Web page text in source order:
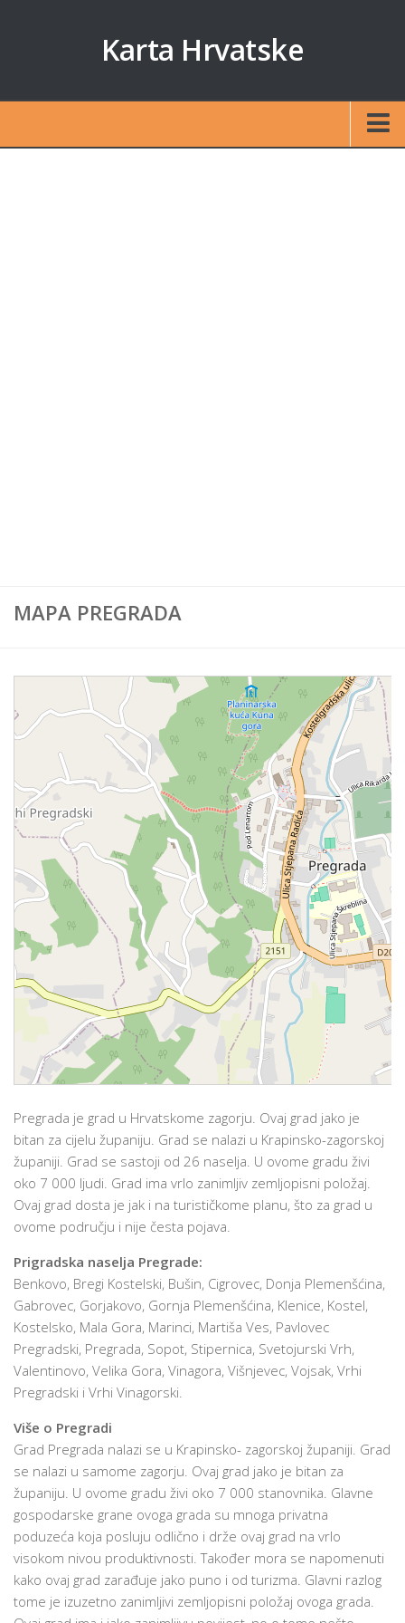
Karta Hrvatske
MAPA PREGRADA
Pregrada je grad u Hrvatskome zagorju. Ovaj grad jako je
bitan za cijelu županiju. Grad se nalazi u Krapinsko-zagorskoj
županiji. Grad se sastoji od 26 naselja. U ovome gradu živi
oko 7 000 ljudi. Grad ima vrlo zanimljiv zemljopisni položaj.
Ovaj grad dosta je jak i na turističkome planu, što za grad u
ovome području i nije česta pojava.
Prigradska naselja Pregrade:
Benkovo, Bregi Kostelski, Bušin, Cigrovec, Donja Plemenšćina,
Gabrovec, Gorjakovo, Gornja Plemenšćina, Klenice, Kostel,
Kostelsko, Mala Gora, Marinci, Martiša Ves, Pavlovec
Pregradski, Pregrada, Sopot, Stipernica, Svetojurski Vrh,
Valentinovo, Velika Gora, Vinagora, Višnjevec, Vojsak, Vrhi
Pregradski i Vrhi Vinagorski.
Više o Pregradi
Grad Pregrada nalazi se u Krapinsko- zagorskoj županiji. Grad
se nalazi u samome zagorju. Ovaj grad jako je bitan za
županiju. U ovome gradu živi oko 7 000 stanovnika. Glavne
gospodarske grane ovoga grada su mnoga privatna
poduzeća koja posluju odlično i drže ovaj grad na vrlo
visokom nivou produktivnosti. Također mora se napomenuti
kako ovaj grad zarađuje jako puno i od turizma. Glavni razlog
tome je izuzetno zanimljivi zemljopisni položaj ovoga grada.